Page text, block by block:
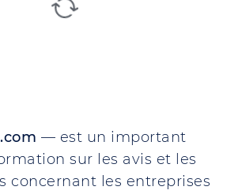
— est un important
sur les avis et les
concernant les entreprises